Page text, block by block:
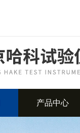
产品中心